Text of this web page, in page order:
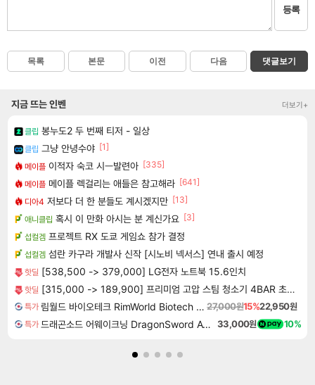
등록
목록 본문 이전 다음 댓글보기
지금 뜨는 인벤 더보기+
클립 봉누도2 두 번째 티저 - 일상
클립 그냥 안녕수야 [1]
메이플 이적자 숙코 시ㅡ발련아 [335]
메이플 메이플 렉걸리는 애들은 참고해라 [641]
디아4 저보다 더 한 분들도 계시겠지만 [13]
애니클립 혹시 이 만화 아시는 분 계신가요 [3]
섭컬겜 프로젝트 RX 도쿄 게임쇼 참가 결정
섭컬겜 섬란 카구라 개발사 신작 [시노비 넥서스] 연내 출시 예정
핫딜 [538,500 -> 379,000] LG전자 노트북 15.6인치
핫딜 [315,000 -> 189,900] 프리미엄 고압 스팀 청소기 4BAR 초고압 1.6 대용량
특가 림월드 바이오테크 RimWorld Biotech DLC 27,000원15%22,950원
특가 드래곤소드 어웨이크닝 DragonSword Awakening 33,000원 10%